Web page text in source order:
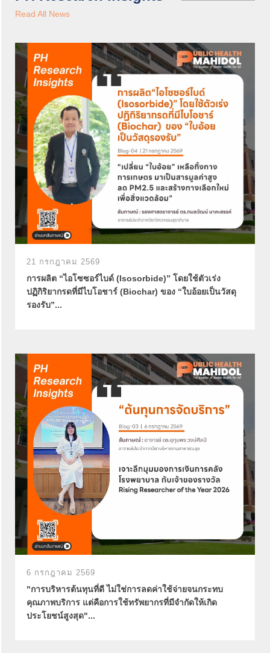
Read All News
21 กรกฎาคม 2569
การผลิต “ไอโซซอร์ไบด์ (Isosorbide)” โดยใช้ตัวเร่ง
ปฏิกิริยากรดที่มีไบโอชาร์ (Biochar) ของ “ใบอ้อยเป็นวัสดุ
รองรับ”...
6 กรกฎาคม 2569
"การบริหารต้นทุนที่ดี ไม่ใช่การลดค่าใช้จ่ายจนกระทบ
คุณภาพบริการ แต่คือการใช้ทรัพยากรที่มีจำกัดให้เกิด
ประโยชน์สูงสุด"...